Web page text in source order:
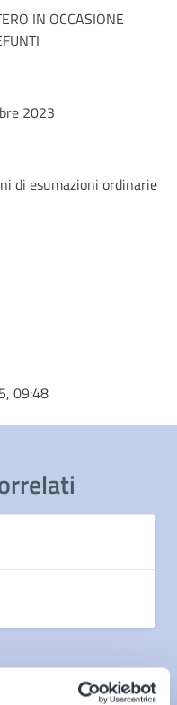
IN OCCASIONE
2023
di esumazioni ordinarie
09:48